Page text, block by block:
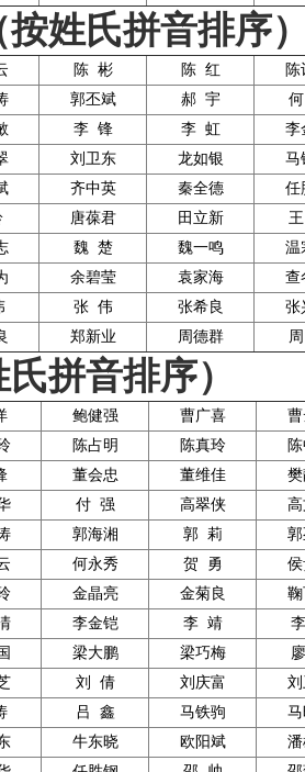
姓氏拼音排序
陈 彬 陈 红
陈
郭丕斌 郝 宇
李 锋 李 虹
李
刘卫东 龙如银
马
齐中英 秦全德
任
唐葆君 田立新
王
魏 楚 魏一鸣
温
余碧莹 袁家海
查
张 伟 张希良
张
郑新业 周德群
拼音排序）
鲍健强 曹广喜
陈占明 陈真玲
董会忠 董维佳
付 强 高翠侠
郭海湘 郭 莉
何永秀 贺 勇
金晶亮 金菊良
李金铠 李 靖
李
梁大鹏 梁巧梅
廖
刘 倩 刘庆富
吕 鑫 马铁驹
牛东晓 欧阳斌